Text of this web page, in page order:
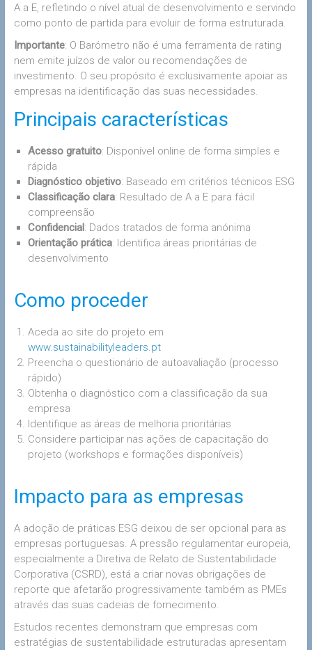
A a E, refletindo o nível atual de desenvolvimento e servindo
como ponto de partida para evoluir de forma estruturada.
Importante: O Barómetro não é uma ferramenta de rating
nem emite juízos de valor ou recomendações de
investimento. O seu propósito é exclusivamente apoiar as
empresas na identificação das suas necessidades.
Principais características
Acesso gratuito: Disponível online de forma simples e
rápida
Diagnóstico objetivo: Baseado em critérios técnicos ESG
Classificação clara: Resultado de A a E para fácil
compreensão
Confidencial: Dados tratados de forma anónima
Orientação prática: Identifica áreas prioritárias de
desenvolvimento
Como proceder
Aceda ao site do projeto em
www.sustainabilityleaders.pt
Preencha o questionário de autoavaliação (processo
rápido)
Obtenha o diagnóstico com a classificação da sua
empresa
Identifique as áreas de melhoria prioritárias
Considere participar nas ações de capacitação do
projeto (workshops e formações disponíveis)
Impacto para as empresas
A adoção de práticas ESG deixou de ser opcional para as
empresas portuguesas. A pressão regulamentar europeia,
especialmente a Diretiva de Relato de Sustentabilidade
Corporativa (CSRD), está a criar novas obrigações de
reporte que afetarão progressivamente também as PMEs
através das suas cadeias de fornecimento.
Estudos recentes demonstram que empresas com
estratégias de sustentabilidade estruturadas apresentam